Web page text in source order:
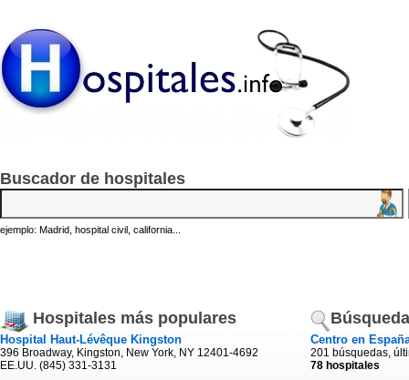
Buscador de hospitales
ejemplo: Madrid, hospital civil, california...
Hospitales más populares
Hospital Haut-Lévêque Kingston
396 Broadway, Kingston, New York, NY 12401-4692
EE.UU. (845) 331-3131
Centro en
201 búsquedas,
78 hospitales